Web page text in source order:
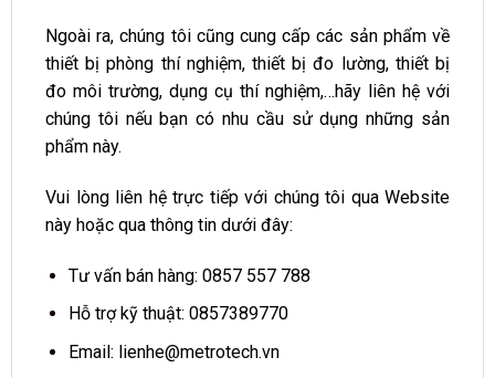
Ngoài ra, chúng tôi cũng cung cấp các sản phẩm về
thiết bị phòng thí nghiệm, thiết bị đo lường, thiết bị
đo môi trường, dụng cụ thí nghiệm,…hãy liên hệ với
chúng tôi nếu bạn có nhu cầu sử dụng những sản
phẩm này.
Vui lòng liên hệ trực tiếp với chúng tôi qua Website
này hoặc qua thông tin dưới đây:
Tư vấn bán hàng: 0857 557 788
Hỗ trợ kỹ thuật: 0857389770
Email: lienhe@metrotech.vn